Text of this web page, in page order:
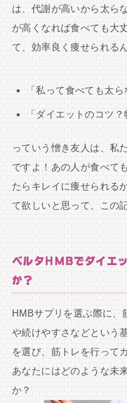
は、代謝が高いから太ら
が高くなれば食べても大
て、効率良く痩せられる
「私って食べても太
「ダイエットのコツ？
っていう憎き友人は、私
ですよ！あの人が食べて
たらキレイに痩せられる
て欲しいと思って、この
ベルタHMBでダイエ
か？
HMBサプリを選ぶ際に、
や続けやすさなどという
を選び、筋トレを行って
あなたにはどのような未
か？